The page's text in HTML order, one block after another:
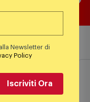
Newsletter di
Policy
Iscriviti Ora